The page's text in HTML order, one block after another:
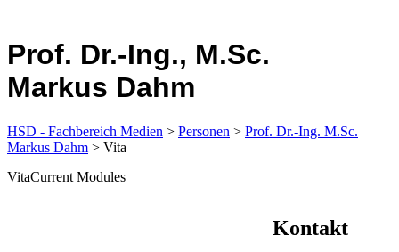
Prof. Dr.-Ing., M.Sc.
Markus Dahm
HSD - Fachbereich Medien > Personen > Prof. Dr.-Ing. M.Sc.
Markus Dahm > Vita
VitaCurrent Modules
Kontakt